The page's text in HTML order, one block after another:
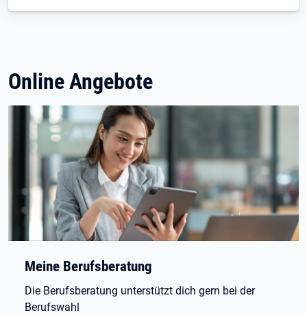
Online Angebote
Meine Berufsberatung
Die Berufsberatung unterstützt dich gern bei der
Berufswahl